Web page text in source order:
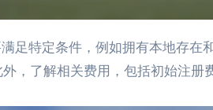
，了解相关费用，包括初始注册